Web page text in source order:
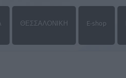
ΘΕΣΣΑΛΟΝΙΚΗ E-shop